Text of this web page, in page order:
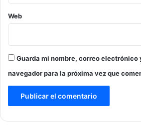
Web
Guarda mi nombre, correo electrónico
navegador para la próxima vez que